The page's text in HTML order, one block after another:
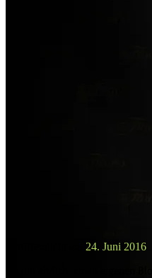
24. Juni 2016
Ich bin ehrlich, einen eigenen